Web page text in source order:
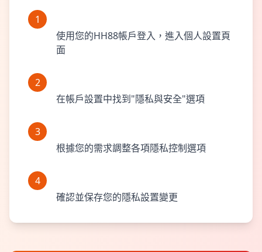
1
使用您的HH88帳戶登入，進入個人設置頁
面
2
在帳戶設置中找到"隱私與安全"選項
3
根據您的需求調整各項隱私控制選項
4
確認並保存您的隱私設置變更